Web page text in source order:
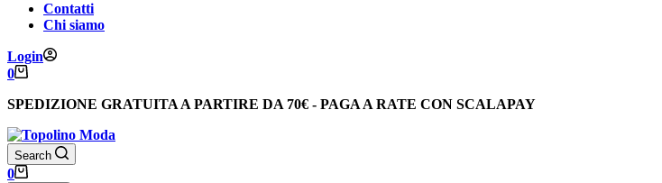
Contatti
Chi siamo
Login
Carrello
0
SPEDIZIONE GRATUITA A PARTIRE DA 70€ - PAGA A RATE CON SCALAPAY
Search
Carrello
0